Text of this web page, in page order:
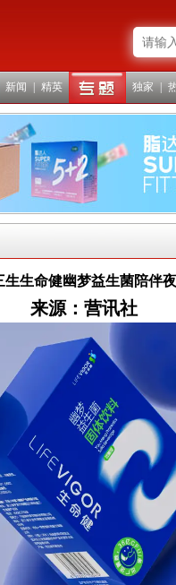
新闻 精英 独家
生生命健幽梦益生菌陪伴
来源：营讯社